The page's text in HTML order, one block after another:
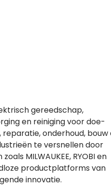
gereedschap,
en reiniging voor doe-
onderhoud, bouw
te versnellen door
MILWAUKEE, RYOBI en
productplatforms van
innovatie.